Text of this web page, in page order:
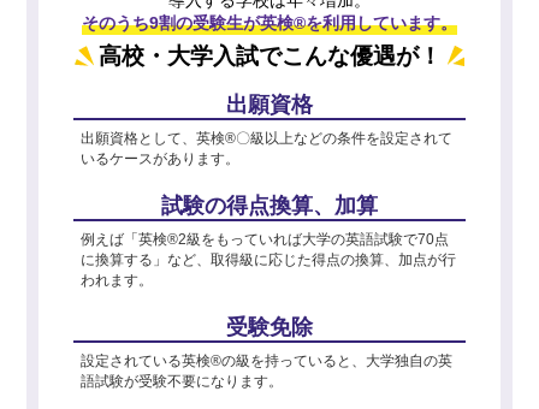
そのうち9割の受験生が英検®を利用しています。
高校・大学入試でこんな優遇が！
出願資格
出願資格として、英検®〇級以上などの条件を設定されて
いるケースがあります。
試験の得点換算、加算
例えば「英検®2級をもっていれば大学の英語試験で70点
に換算する」など、取得級に応じた得点の換算、加点が行
われます。
受験免除
設定されている英検®の級を持っていると、大学独自の英
語試験が受験不要になります。